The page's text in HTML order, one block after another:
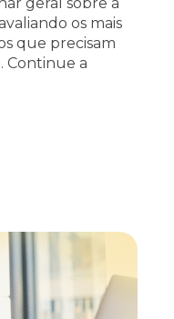
os mais
que precisam
Continue a